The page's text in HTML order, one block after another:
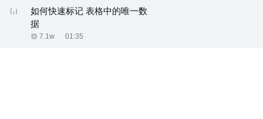
如何快速标记 表格中的唯一数
据
7.1w 01:35